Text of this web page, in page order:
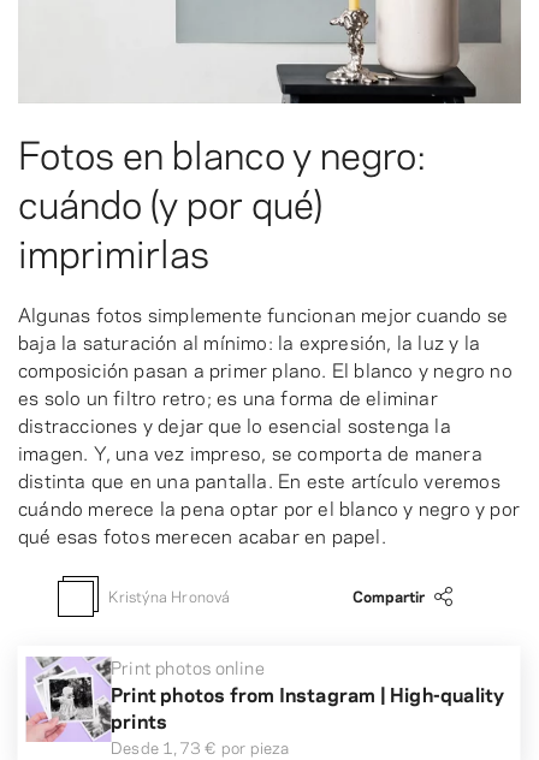
Fotos en blanco y negro:
cuándo (y por qué)
imprimirlas
Algunas fotos simplemente funcionan mejor cuando se
baja la saturación al mínimo: la expresión, la luz y la
composición pasan a primer plano. El blanco y negro no
es solo un filtro retro; es una forma de eliminar
distracciones y dejar que lo esencial sostenga la
imagen. Y, una vez impreso, se comporta de manera
distinta que en una pantalla. En este artículo veremos
cuándo merece la pena optar por el blanco y negro y por
qué esas fotos merecen acabar en papel.
Kristýna Hronová Compartir
Print photos online
Print photos from Instagram | High-quality
prints
Desde 1,73 € por pieza